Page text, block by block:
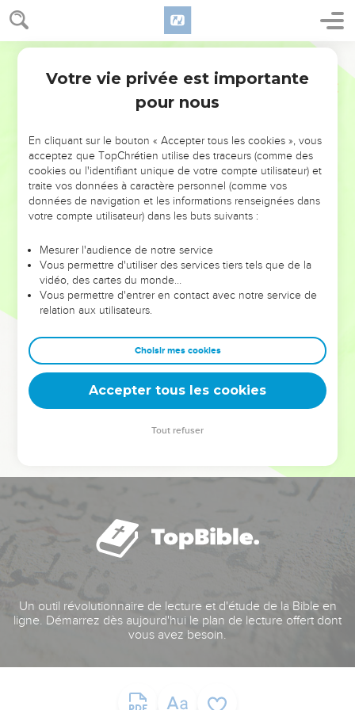
NE MANQUEZ PAS L’ÉVÉNEMENT
DE L’ANNÉE !
ET SI LEURS ERREURS POUVAIENT VOUS ÉVITER LES
VOTRES ?
leur foi ou leur vision. Mais on voit moins les doutes, les erreurs
et les saisons difficiles qu'ils ont traversés, alors même que ce
sont elles qui les ont façonnés.
Dans cette conférence, leaders, entrepreneurs, et responsables
clés pour avancer avec plus de sagesse afin que leurs erreurs
deviennent vos tremplins. Que vous guidiez un ministère, une
équipe, un groupe ou une famille, leur expérience est faite
Un outil révolutionnaire de lecture et d'étude de la Bible en
ligne. Démarrez dès aujourd'hui le plan de lecture offert dont
vous avez besoin.
Votre vie privée est importante
pour nous
En cliquant sur le bouton « Accepter tous les cookies », vous
acceptez que TopChrétien utilise des traceurs (comme des
cookies ou l'identifiant unique de votre compte utilisateur) et
traite vos données à caractère personnel (comme vos
données de navigation et les informations renseignées dans
votre compte utilisateur) dans les buts suivants :
Mesurer l'audience de notre service
Vous permettre d'utiliser des services tiers tels que de la
vidéo, des cartes du monde…
Vous permettre d'entrer en contact avec notre service de
relation aux utilisateurs.
Choisir mes cookies
Accepter tous les cookies
Tout refuser